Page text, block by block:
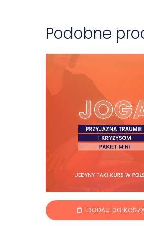
Podobne
DODAJ DO